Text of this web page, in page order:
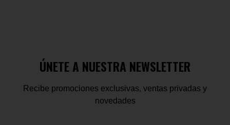
ÚNETE A NUESTRA NEWSLETTER
Recibe promociones exclusivas, ventas privadas y
novedades